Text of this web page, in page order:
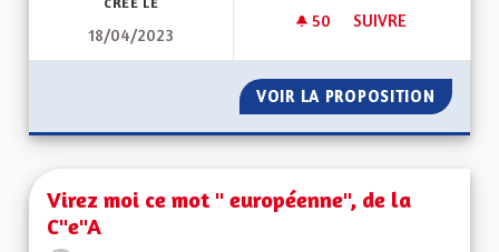
18/04/2023
50 50 ABONNÉS
SUIVRE
VOIR LA PROPOSITION
Virez moi ce mot " européenne", de la
C"e"A